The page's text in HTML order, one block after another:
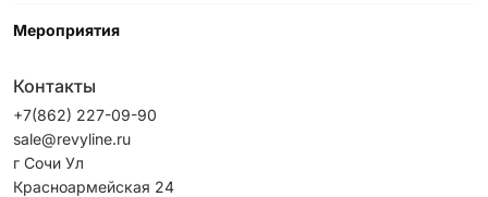
Мероприятия
Контакты
+7(862) 227-09-90
sale@revyline.ru
г Сочи Ул
Красноармейская 24